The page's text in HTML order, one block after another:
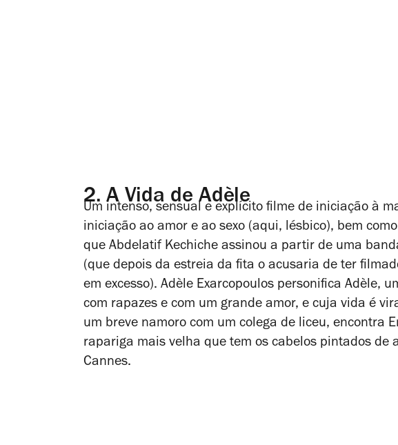
2. A Vida de Adèle
Um intenso, sensual e explícito filme de iniciação à
iniciação ao amor e ao sexo (aqui, lésbico), bem
que Abdelatif Kechiche assinou a partir de uma
(que depois da estreia da fita o acusaria de ter
em excesso). Adèle Exarcopoulos personifica Adèle,
com rapazes e com um grande amor, e cuja vida é
um breve namoro com um colega de liceu, encontra
rapariga mais velha que tem os cabelos pintados de
Cannes.